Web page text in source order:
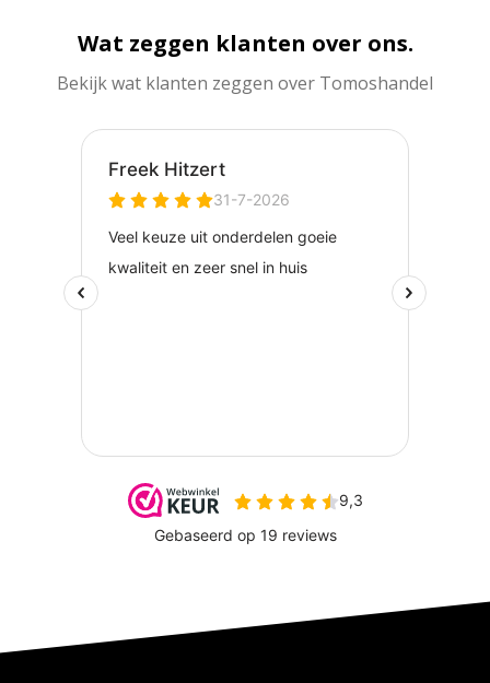
Wat zeggen klanten over ons.
Bekijk wat klanten zeggen over Tomoshandel